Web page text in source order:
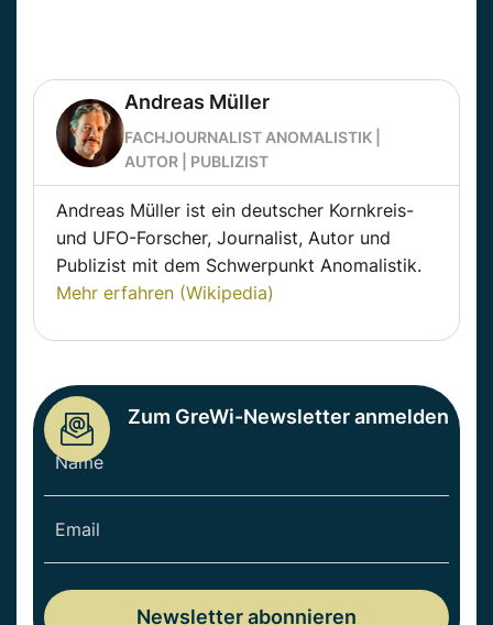
Andreas Müller
FACHJOURNALIST ANOMALISTIK |
AUTOR | PUBLIZIST
Andreas Müller ist ein deutscher Kornkreis-
und UFO-Forscher, Journalist, Autor und
Publizist mit dem Schwerpunkt Anomalistik.
Mehr erfahren (Wikipedia)
Zum GreWi-Newsletter anmelden